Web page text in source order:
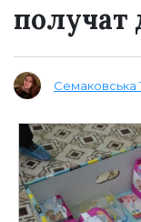
получат
Семаковська